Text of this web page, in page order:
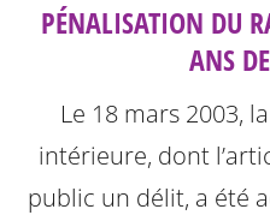
PÉNALISATION DU
ANS
Le 18 mars 2003,
intérieure, dont
public un délit, a été